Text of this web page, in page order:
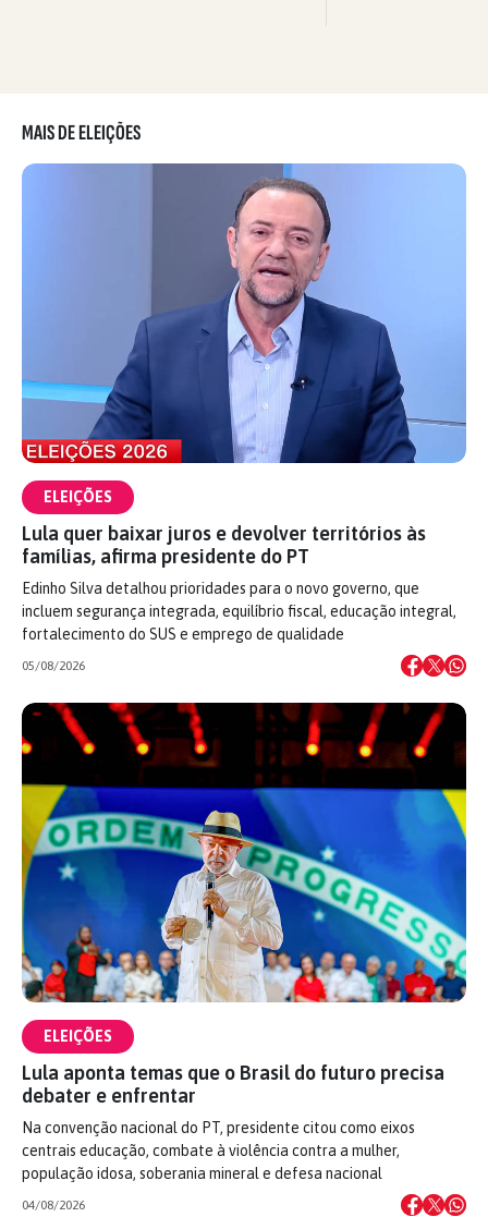
MAIS DE ELEIÇÕES
ELEIÇÕES
Lula quer baixar juros e devolver territórios às
famílias, afirma presidente do PT
Edinho Silva detalhou prioridades para o novo governo, que
incluem segurança integrada, equilíbrio fiscal, educação integral,
fortalecimento do SUS e emprego de qualidade
05/08/2026
ELEIÇÕES
Lula aponta temas que o Brasil do futuro precisa
debater e enfrentar
Na convenção nacional do PT, presidente citou como eixos
centrais educação, combate à violência contra a mulher,
população idosa, soberania mineral e defesa nacional
04/08/2026